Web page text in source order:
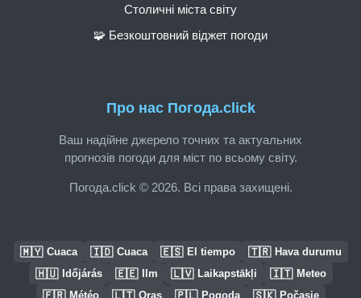
Про нас Погода.click
Ваш надійне джерело точних та актуальних
прогнозів погоди для міст по всьому світу.
Погода.click © 2026. Всі права захищені.
Столичні міста світу
🧩 Безкоштовний віджет погоди
🇲🇾 Cuaca 🇮🇩 Cuaca 🇪🇸 El tiempo 🇹🇷 Hava durumu
🇭🇺 Időjárás 🇪🇪 Ilm 🇱🇻 Laikapstākļi 🇮🇹 Meteo
🇫🇷 Météo 🇱🇹 Oras 🇵🇱 Pogoda 🇸🇰 Počasie